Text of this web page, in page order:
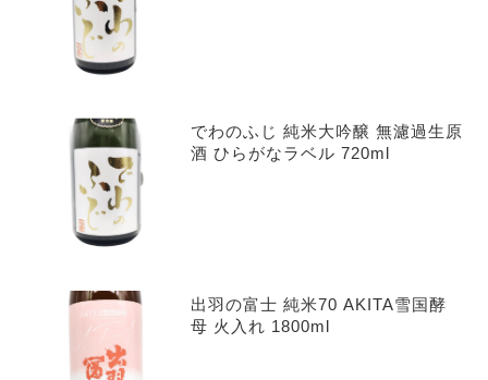
でわのふじ 純米大吟醸 無濾過生原
酒 ひらがなラベル 720ml
出羽の富士 純米70 AKITA雪国酵
母 火入れ 1800ml